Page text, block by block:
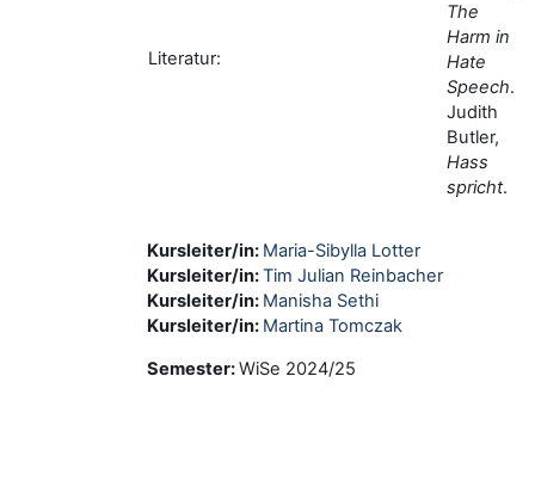
Literatur:
The
Harm in
Hate
Speech.
Judith
Butler,
Hass
spricht.
Kursleiter/in: Maria-Sibylla Lotter
Kursleiter/in:Tim Julian Reinbacher
Kursleiter/in: Manisha Sethi
Kursleiter/in: Martina Tomczak
Semester:WiSe 2024/25